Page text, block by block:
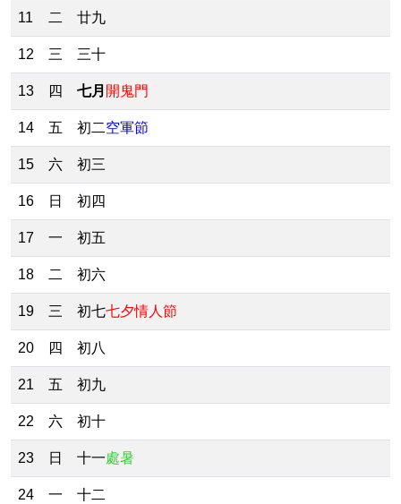
11 二 廿九
12 三 三十
13 四 七月 開鬼門
14 五 初二空軍節
15 六 初三
16 日 初四
17 一 初五
18 二 初六
19 三 初七七夕情人節
20 四 初八
21 五 初九
22 六 初十
23 日 十一處暑
24 一 十二